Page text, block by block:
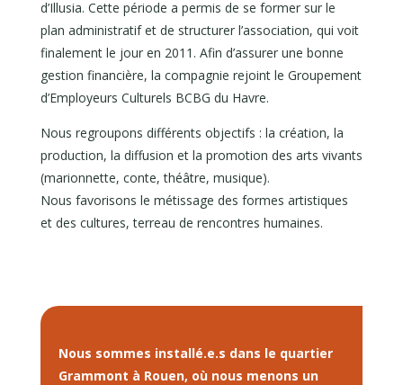
d’Illusia. Cette période a permis de se former sur le
plan administratif et de structurer l’association, qui voit
finalement le jour en 2011. Afin d’assurer une bonne
gestion financière, la compagnie rejoint le Groupement
d’Employeurs Culturels BCBG du Havre.
Nous regroupons différents objectifs : la création, la
production, la diffusion et la promotion des arts vivants
(marionnette, conte, théâtre, musique).
Nous favorisons le métissage des formes artistiques
et des cultures, terreau de rencontres humaines.
Nous sommes installé.e.s dans le quartier
Grammont à Rouen, où nous menons un